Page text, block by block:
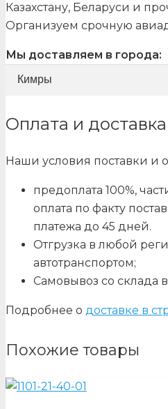
Казахстану, Беларуси и
Организуем срочную
Мы доставляем в города:
Оплата и
Наши условия поставки и
предоплата 100%,
оплата по факту
платежа до 45 дней.
Отгрузка в любой
автотранспортом;
Самовывоз со склада
Подробнее о доставке в
Похожие товары